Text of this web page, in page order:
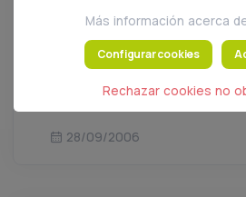
durante los próximos seis
los documentos de su
hallan libres de derechos
28/09/2006
Más información acerca
Configurar cookies
Rechazar cookies no